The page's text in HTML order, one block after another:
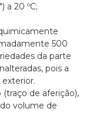
a 20 ºC;
500
da parte
pois a
de aferição),
volume de